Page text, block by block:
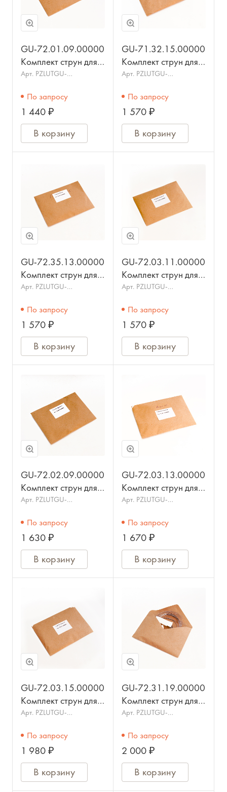
GU-72.01.09.00000
Комплект струн для
гуслей
металлические,
ГУСЕЛЬНИК
Арт. PZLUTGU-
По запросу
1 440 ₽
В корзину
GU-71.32.15.00000
Комплект струн для
гуслей Звончатые
металлические,
ГУСЕЛЬНИК
Арт. PZLUTGU-
По запросу
1 570 ₽
В корзину
GU-72.35.13.00000
Комплект струн для
гуслей Псковские
металлические,
ГУСЕЛЬНИК
Арт. PZLUTGU-
По запросу
1 570 ₽
В корзину
GU-72.03.11.00000
Комплект струн для
гуслей Ладья 11 стр.,
ГУСЕЛЬНИК
Арт. PZLUTGU-
По запросу
1 570 ₽
В корзину
GU-72.02.09.00000
Комплект струн для
гуслей Брынчаги
металлические,
ГУСЕЛЬНИК
Арт. PZLUTGU-
По запросу
1 630 ₽
В корзину
GU-72.03.13.00000
Комплект струн для
гуслей Ладья 13стр.,
ГУСЕЛЬНИК
Арт. PZLUTGU-
По запросу
1 670 ₽
В корзину
GU-72.03.15.00000
Комплект струн для
гуслей Ладья 15стр.,
ГУСЕЛЬНИК
Арт. PZLUTGU-
По запросу
1 980 ₽
В корзину
GU-72.31.19.00000
Комплект струн для
гуслей Облегчённые
металлические,
ГУСЕЛЬНИК
Арт. PZLUTGU-
По запросу
2 000 ₽
В корзину